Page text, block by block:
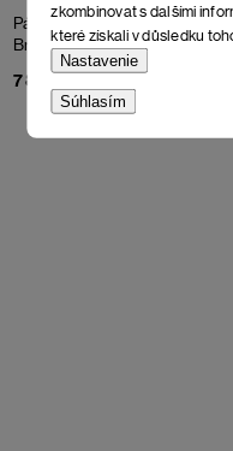
zkombinovat s dalšími
které získali v důsledku
Nastavenie
Súhlasím
Pánské šľapky Assoro
Brown
78 €